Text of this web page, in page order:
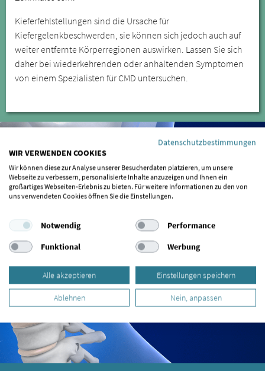
Kieferfehlstellungen sind die Ursache für
Kiefergelenkbeschwerden, sie können sich jedoch auch auf
weiter entfernte Körperregionen auswirken. Lassen Sie sich
daher bei wiederkehrenden oder anhaltenden Symptomen
von einem Spezialisten für CMD untersuchen.
Datenschutzbestimmungen
WIR VERWENDEN COOKIES
Wir können diese zur Analyse unserer Besucherdaten platzieren, um unsere
Webseite zu verbessern, personalisierte Inhalte anzuzeigen und Ihnen ein
großartiges Webseiten-Erlebnis zu bieten. Für weitere Informationen zu den von
uns verwendeten Cookies öffnen Sie die Einstellungen.
Notwendig
Performance
Funktional
Werbung
Alle akzeptieren Einstellungen speichern
Ablehnen Nein, anpassen